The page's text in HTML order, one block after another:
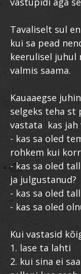
Tavaliselt sul
kui sa pead
keerulisel juhul
valmis saama.
Kauaaegse
selgeks teha st
vastata kas jah
- kas sa oled
rohkem kui
- kas sa oled
ja julgustanud?
- kas sa oled
- kas sa oled
Kui vastasid
1. lase ta lahti
2. kui sina ei